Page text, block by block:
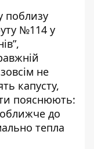
поблизу
№114 у
не
капусту,
пояснюють:
до
тепла